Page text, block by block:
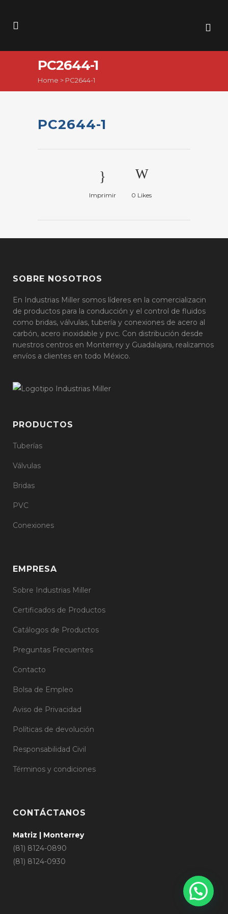
PC2644-1
Home > PC2644-1
PC2644-1
Imprimir 0 Likes
SOBRE NOSOTROS
En Industrias Miller somos líderes en la comercializacin
de productos para la conducción y el control de fluidos
como bridas, válvulas, tubería y conexiones de acero al
carbón, acero inoxidable y pvc. Con distribución desde
nuestros centros en Monterrey y Guadalajara, realizamos
envíos a clientes en todo México.
PRODUCTOS
Tuberías
Válvulas
Bridas
PVC
Conexiones
EMPRESA
Sobre Industrias Miller
Certificados de Productos
Catálogos de Productos
Preguntas Frecuentes
Contacto
Bolsa de Empleo
Aviso de Privacidad
Políticas de devolución
Responsabilidad Civil
Términos y condiciones
CONTÁCTANOS
Matriz | Monterrey
(81) 8124-0890
(81) 8124-0930